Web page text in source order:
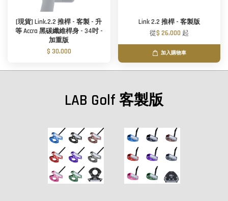
[現貨] Link.2.2 推桿 - 客製 - 升
等 Accra 黑碳纖維桿身 - 34吋 -
加重版
$ 30,000
Link 2.2 推桿 - 客製版
從$ 26,000 起
加入購物車
LAB Golf 客製版